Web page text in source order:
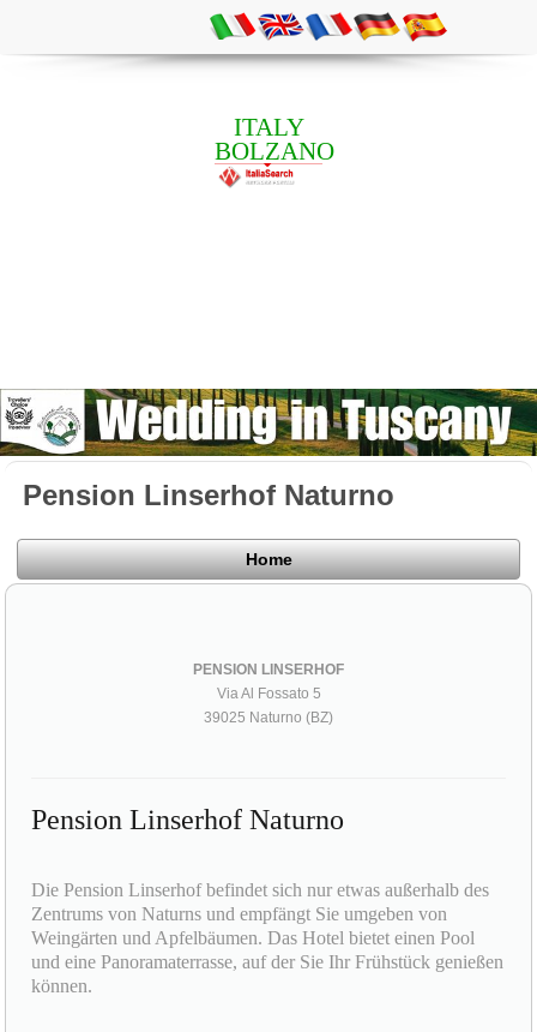
ITALY
BOLZANO
Pension Linserhof Naturno
Home
PENSION LINSERHOF
Via Al Fossato 5
39025 Naturno (BZ)
Pension Linserhof Naturno
Die Pension Linserhof befindet sich nur etwas außerhalb des
Zentrums von Naturns und empfängt Sie umgeben von
Weingärten und Apfelbäumen. Das Hotel bietet einen Pool
und eine Panoramaterrasse, auf der Sie Ihr Frühstück genießen
können.